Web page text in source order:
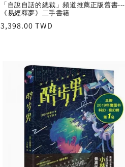
「自說自話的總裁」頻道推薦正版舊書---
《易經釋夢》二手書籍
Regular
3,398.00 TWD